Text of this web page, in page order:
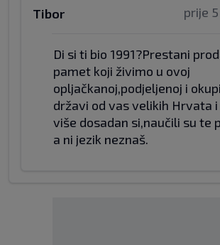
prije
Tibor
Di si ti bio 1991?Prestani
pamet koji živimo u ovoj
opljačkanoj,podjeljenoj i
državi od vas velikih Hrvata
više dosadan si,naučili su te
a ni jezik neznaš.